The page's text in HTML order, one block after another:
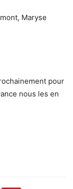
Maryse
pour
nous les en